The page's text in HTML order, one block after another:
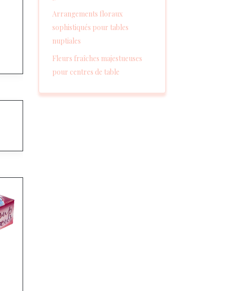
Arrangements floraux
sophistiqués pour tables
nuptiales
Fleurs fraîches majestueuses
pour centres de table